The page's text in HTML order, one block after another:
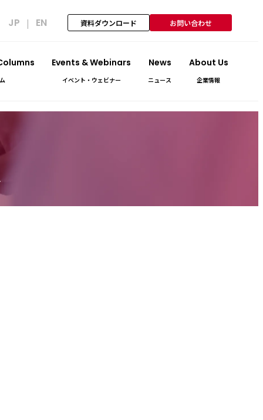
JP | EN 資料ダウンロード お問い合わせ
Events & Webinars
イベント・ウェビナー
News
ニュース
About Us
企業情報